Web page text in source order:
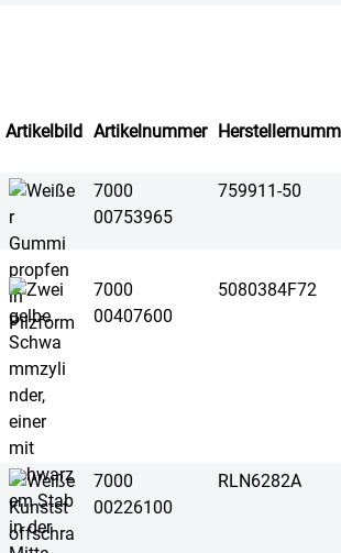
Artikelbild Artikelnummer
7000
00753965
759911-50
7000
00407600
5080384F72
7000
00226100
RLN6282A